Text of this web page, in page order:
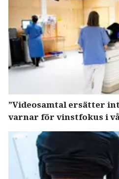
”Videosamtal ersätter
varnar för vinstfokus i